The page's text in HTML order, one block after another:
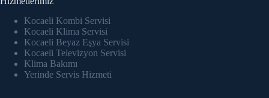
Hacklink panel
Hacklink Panel
Hacklink panel
Hacklink panel
Kocaeli Kombi Servisi
Kocaeli Klima Servisi
Kocaeli Beyaz Eşya Servisi
Kocaeli Televizyon Servisi
Klima Bakımı
Yerinde Servis Hizmeti